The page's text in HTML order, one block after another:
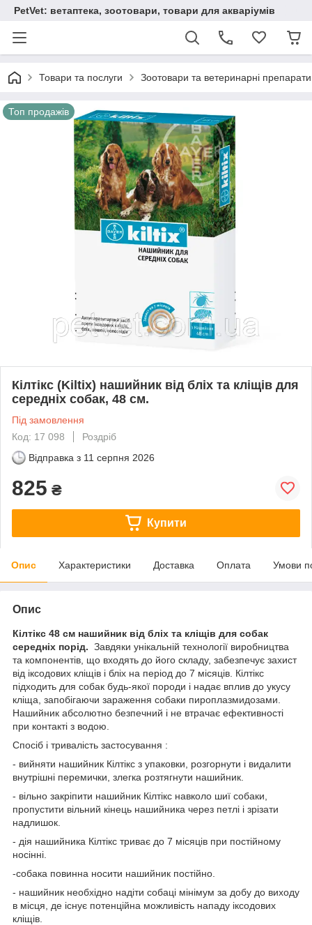
PetVet: ветаптека, зоотовари, товари для акваріумів
Товари та послуги Зоотовари та ветеринарні препарати
Топ продажів
Кілтікс (Kiltix) нашийник від бліх та кліщів для
середніх собак, 48 см.
Під замовлення
Код: 17 098
Роздріб
Відправка з 11 серпня 2026
825 ₴
Купити
Опис Характеристики Доставка Оплата Умови
Опис
Кілтікс 48 см нашийник від бліх та кліщів для собак
середніх порід. Завдяки унікальній технології виробництва
та компонентів, що входять до його складу, забезпечує захист
від іксодових кліщів і бліх на період до 7 місяців. Кілтікс
підходить для собак будь-якої породи і надає вплив до укусу
кліща, запобігаючи зараження собаки пироплазмидозами.
Нашийник абсолютно безпечний і не втрачає ефективності
при контакті з водою.
Спосіб і тривалість застосування :
- вийняти нашийник Кілтікс з упаковки, розгорнути і видалити
внутрішні перемички, злегка розтягнути нашийник.
- вільно закріпити нашийник Кілтікс навколо шиї собаки,
пропустити вільний кінець нашийника через петлі і зрізати
надлишок.
- дія нашийника Кілтікс триває до 7 місяців при постійному
носінні.
-собака повинна носити нашийник постійно.
- нашийник необхідно надіти собаці мінімум за добу до виходу
в місця, де існує потенційна можливість нападу іксодових
кліщів.